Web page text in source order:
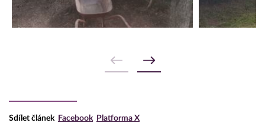
Sdílet článek Facebook Platforma X